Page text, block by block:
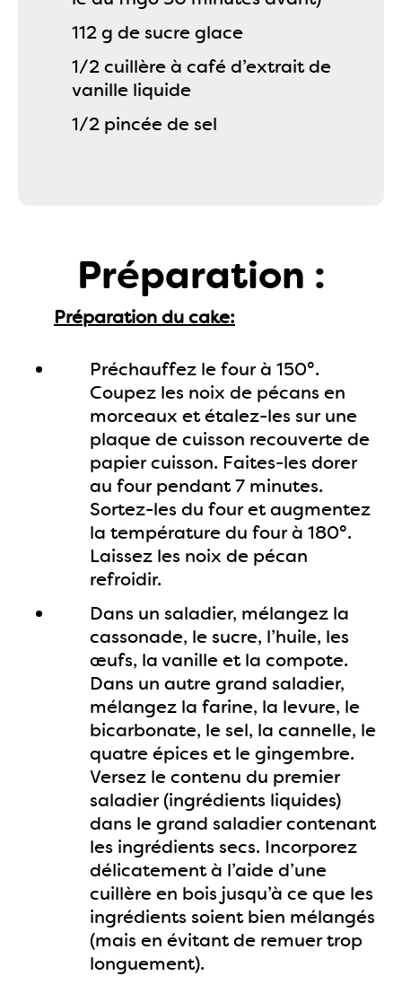
112 g de sucre glace
1/2 cuillère à café d’extrait de
vanille liquide
1/2 pincée de sel
Préparation :
Préparation du cake:
Préchauffez le four à 150°.
Coupez les noix de pécans en
morceaux et étalez-les sur une
plaque de cuisson recouverte de
papier cuisson. Faites-les dorer
au four pendant 7 minutes.
Sortez-les du four et augmentez
la température du four à 180°.
Laissez les noix de pécan
refroidir.
Dans un saladier, mélangez la
cassonade, le sucre, l’huile, les
œufs, la vanille et la compote.
Dans un autre grand saladier,
mélangez la farine, la levure, le
bicarbonate, le sel, la cannelle, le
quatre épices et le gingembre.
Versez le contenu du premier
saladier (ingrédients liquides)
dans le grand saladier contenant
les ingrédients secs. Incorporez
délicatement à l’aide d’une
cuillère en bois jusqu’à ce que les
ingrédients soient bien mélangés
(mais en évitant de remuer trop
longuement).